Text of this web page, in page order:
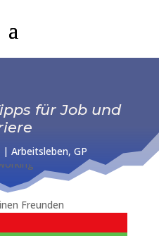
für Job und
| Arbeitsleben, GP
Freunden